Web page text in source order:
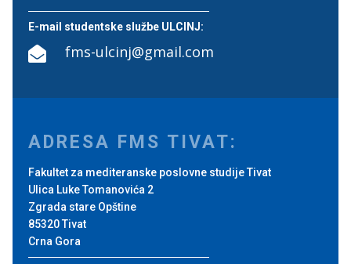
E-mail studentske službe ULCINJ:
 fms-ulcinj@gmail.com
ADRESA FMS TIVAT:
Fakultet za mediteranske poslovne studije Tivat
Ulica Luke Tomanovića 2
Zgrada stare Opštine
85320 Tivat
Crna Gora